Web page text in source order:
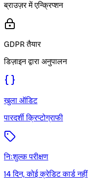
ब्राउज़र में एन्क्रिप्शन
GDPR तैयार
डिज़ाइन द्वारा अनुपालन
खुला ऑडिट
पारदर्शी क्रिप्टोग्राफी
निःशुल्क परीक्षण
14 दिन, कोई क्रेडिट कार्ड नहीं